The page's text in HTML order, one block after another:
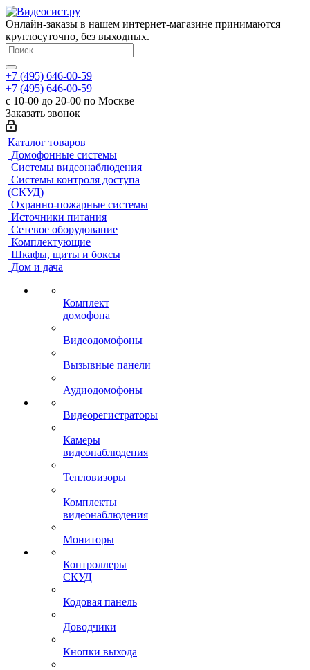
Онлайн-заказы в нашем интернет-магазине принимаются
круглосуточно, без выходных.
+7 (495) 646-00-59
+7 (495) 646-00-59
с 10-00 до 20-00 по Москве
Заказать звонок
Каталог товаров
Домофонные системы
Системы видеонаблюдения
Системы контроля доступа
(СКУД)
Охранно-пожарные системы
Источники питания
Сетевое оборудование
Комплектующие
Шкафы, щиты и боксы
Дом и дача
Комплект
домофона
Видеодомофоны
Вызывные панели
Аудиодомофоны
Видеорегистраторы
Камеры
видеонаблюдения
Тепловизоры
Комплекты
видеонаблюдения
Мониторы
Контроллеры
СКУД
Кодовая панель
Доводчики
Кнопки выхода